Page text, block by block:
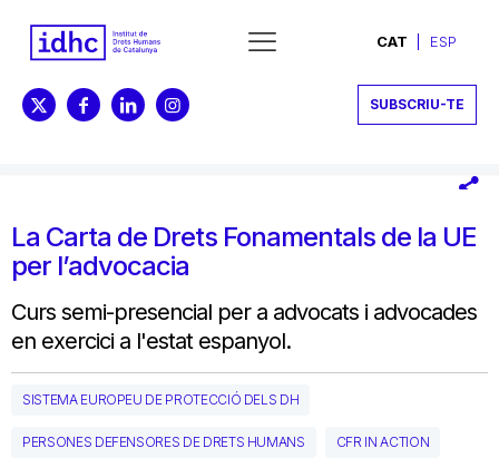
CAT ESP
SUBSCRIU-TE
La Carta de Drets Fonamentals de la UE
per l’advocacia
Curs semi-presencial per a advocats i advocades
en exercici a l'estat espanyol.
SISTEMA EUROPEU DE PROTECCIÓ DELS DH
PERSONES DEFENSORES DE DRETS HUMANS CFR IN ACTION